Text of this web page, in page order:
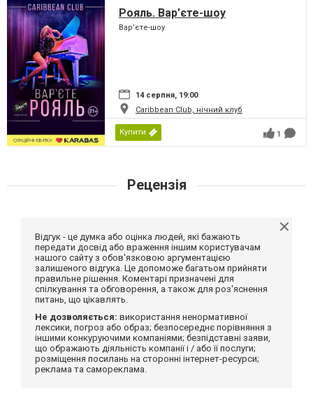
Рояль. Вар’єте-шоу
Вар’єте-шоу
14 серпня, 19:00
Caribbean Club, нічний клуб
Купити 1
Рецензія
Відгук - це думка або оцінка людей, які бажають
передати досвід або враження іншим користувачам
нашого сайту з обов'язковою аргументацією
залишеного відгука. Це допоможе багатьом прийняти
правильне рішення. Коментарі призначені для
спілкування та обговорення, а також для роз'яснення
питань, що цікавлять.
Не дозволяється: використання ненормативної
лексики, погроз або образ; безпосереднє порівняння з
іншими конкуруючими компаніями; безпідставні заяви,
що ображають діяльність компанії і / або її послуги;
розміщення посилань на сторонні інтернет-ресурси;
реклама та самореклама.